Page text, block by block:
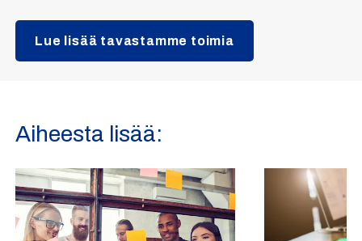
Lue lisää tavastamme toimia
Aiheesta lisää: